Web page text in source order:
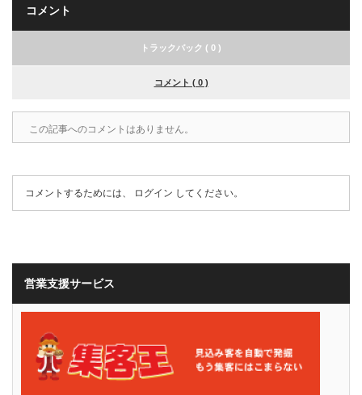
コメント
トラックバック ( 0 )
コメント ( 0 )
この記事へのコメントはありません。
コメントするためには、 ログイン してください。
営業支援サービス